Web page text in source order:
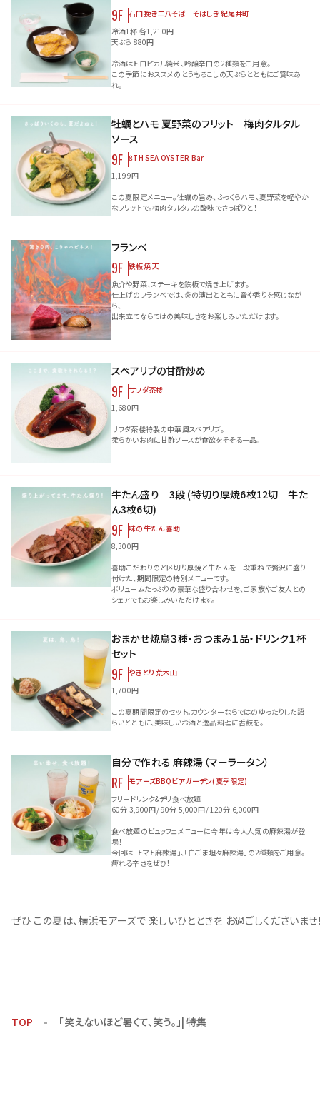
9F 石臼挽き二八そば そばしき 紀尾井町
冷酒1杯 各1,210円
天ぷら 880円
冷酒はトロピカル純米、吟醸辛口の2種類をご用意。
この季節におススメのとうもろこしの天ぷらとともにご賞味あ
れ。
牡蠣とハモ 夏野菜のフリット 梅肉タルタル
ソース
9F 8TH SEA OYSTER Bar
1,199円
この夏限定メニュー。牡蠣の旨み、ふっくらハモ、夏野菜を軽やか
なフリットで。梅肉タルタルの酸味でさっぱりと！
フランベ
9F 鉄板焼 天
魚介や野菜、ステーキを鉄板で焼き上げます。
仕上げのフランベでは、炎の演出とともに音や香りを感じなが
ら、
出来立てならではの美味しさをお楽しみいただけます。
スペアリブの甘酢炒め
9F サワダ茶楼
1,680円
サワダ茶楼特製の中華風スペアリブ。
柔らかいお肉に甘酢ソースが食欲をそそる一品。
牛たん盛り 3段 (特切り厚焼6枚12切 牛た
ん3枚6切)
9F 味の牛たん 喜助
8,300円
喜助こだわりのと区切り厚焼と牛たんを三段重ねで贅沢に盛り
付けた、期間限定の特別メニューです。
ボリュームたっぷりの豪華な盛り合わせを、ご家族やご友人との
シェアでもお楽しみいただけます。
おまかせ焼鳥３種・おつまみ１品・ドリンク１杯
セット
9F やきとり 荒木山
1,700円
この夏期間限定のセット。カウンターならではのゆったりした語
らいとともに、美味しいお酒と逸品料理に舌鼓を。
自分で作れる 麻辣湯（マーラータン）
RF モアーズBBQビアガーデン(夏季限定)
フリードリンク&デリ食べ放題
60分 3,900円/ 90分 5,000円/ 120分 6,000円
食べ放題のビュッフェメニューに今年は今大人気の麻辣湯が登
場！
今回は「トマト麻辣湯」、「白ごま坦々麻辣湯」の2種類をご用意。
痺れる辛さをぜひ！
ぜひ この夏は、横浜モアーズで 楽しいひとときを お過ごしくださいませ
TOP 「笑えないほど暑くて、笑う。」| 特集